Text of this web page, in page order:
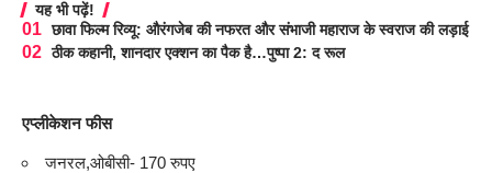
यह भी पढ़ें!
छावा फिल्म रिव्यू: औरंगजेब की नफरत और संभाजी महाराज के स्वराज की लड़ाई
ठीक कहानी, शानदार एक्शन का पैक है…पुष्पा 2: द रूल
एप्लीकेशन फीस
जनरल,ओबीसी- 170 रुपए